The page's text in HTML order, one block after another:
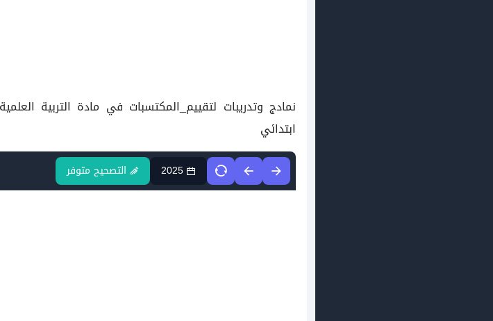
نمادج وتدريبات لتقييم_المكتسبات في مادة التربية
ابتدائي
2025 التصحيح متوفر